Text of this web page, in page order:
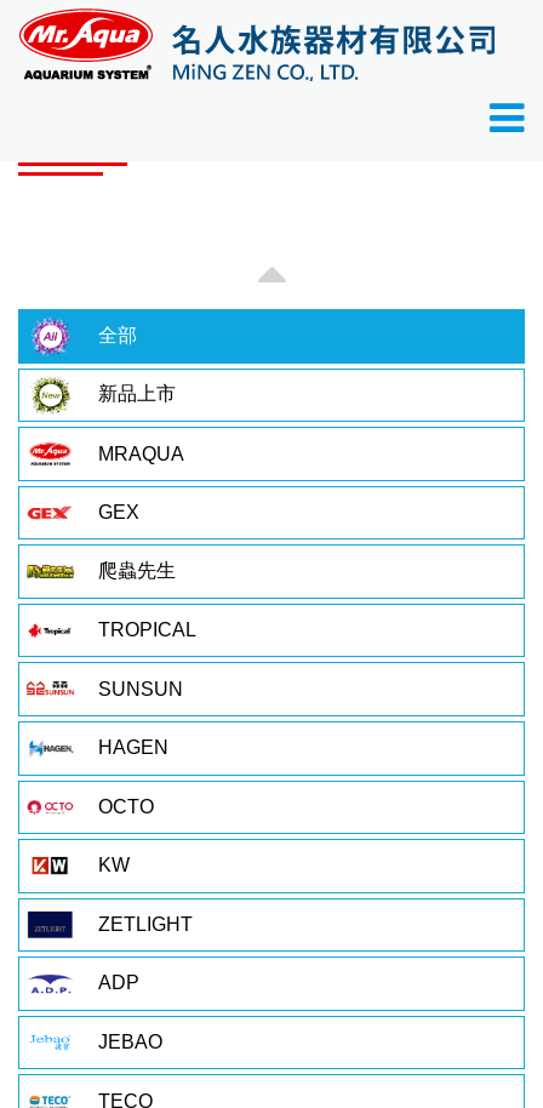
產品目錄
全部
新品上市
MRAQUA
GEX
爬蟲先生
TROPICAL
SUNSUN
HAGEN
OCTO
KW
ZETLIGHT
ADP
JEBAO
TECO